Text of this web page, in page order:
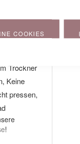
COOKIES
!